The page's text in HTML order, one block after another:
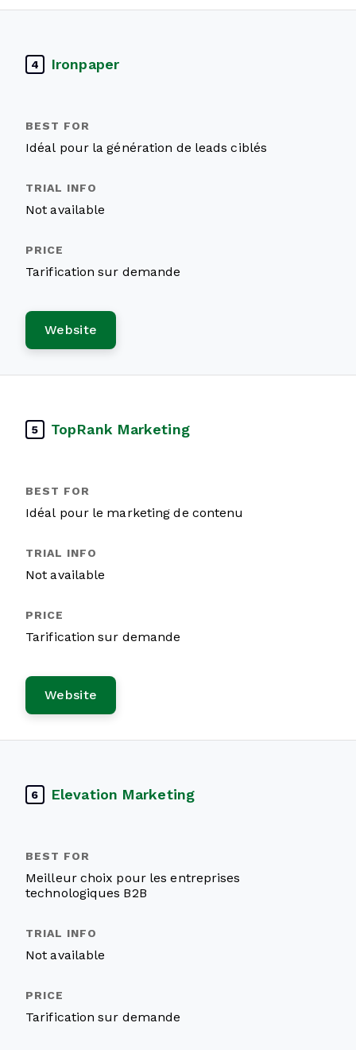
4 Ironpaper
Idéal pour la génération de leads ciblés
Not available
Tarification sur demande
Website
5 TopRank Marketing
Idéal pour le marketing de contenu
Not available
Tarification sur demande
Website
6 Elevation Marketing
Meilleur choix pour les entreprises
technologiques B2B
Not available
Tarification sur demande